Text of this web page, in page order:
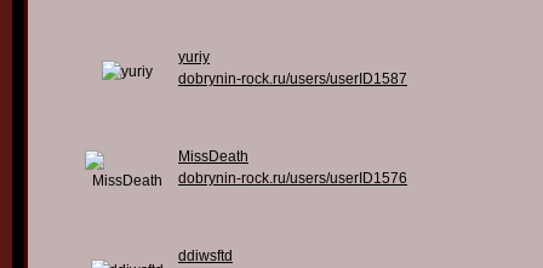
yuriy
dobrynin-rock.ru/users/userID1587
MissDeath
dobrynin-rock.ru/users/userID1576
ddiwsftd